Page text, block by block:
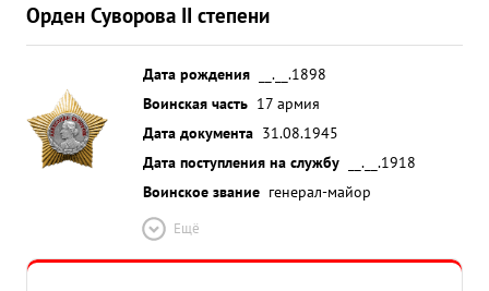
Орден Суворова II степени
Дата рождения
__.__.1898
Воинская часть 17 армия
Дата документа 31.08.1945
Дата поступления на службу
__.__.1918
Воинское звание генерал-майор
Ещё